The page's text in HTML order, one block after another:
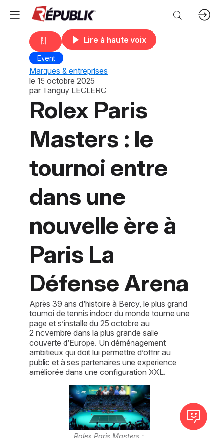
Lire à haute voix
Event
Marques & entreprises
le 15 octobre 2025
par Tanguy LECLERC
Rolex Paris
Masters : le
tournoi entre
dans une
nouvelle ère à
Paris La
Défense Arena
Après 39 ans d’histoire à Bercy, le plus grand
tournoi de tennis indoor du monde tourne une
page et s’installe du 25 octobre au
2 novembre dans la plus grande salle
couverte d’Europe. Un déménagement
ambitieux qui doit lui permettre d’offrir au
public et à ses partenaires une expérience
améliorée dans une configuration XXL.
Rolex Paris Masters :